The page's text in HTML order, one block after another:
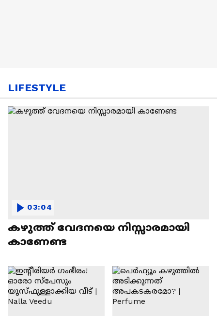
LIFESTYLE
കഴുത്ത് വേദനയെ നിസ്സാരമായി
കാണേണ്ട
03:04